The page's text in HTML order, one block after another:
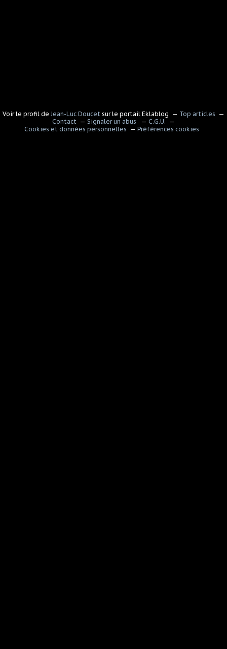
Voir le profil de Jean-Luc Doucet sur le portail Eklablog
Top articles
Contact
Signaler un abus
C.G.U.
Cookies et données personnelles
Préférences cookies